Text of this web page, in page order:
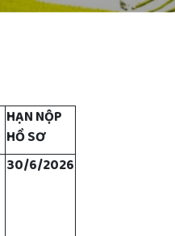
HẠN NỘP
HỒ SƠ
30/6/2026